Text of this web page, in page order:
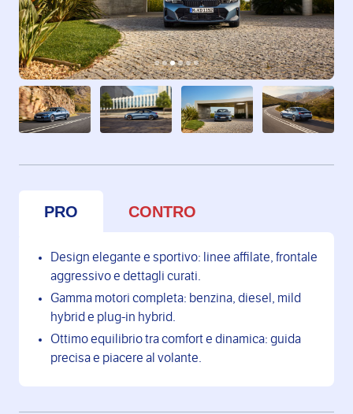
PRO CONTRO
Design elegante e sportivo: linee affilate, frontale
aggressivo e dettagli curati.
Gamma motori completa: benzina, diesel, mild
hybrid e plug-in hybrid.
Ottimo equilibrio tra comfort e dinamica: guida
precisa e piacere al volante.